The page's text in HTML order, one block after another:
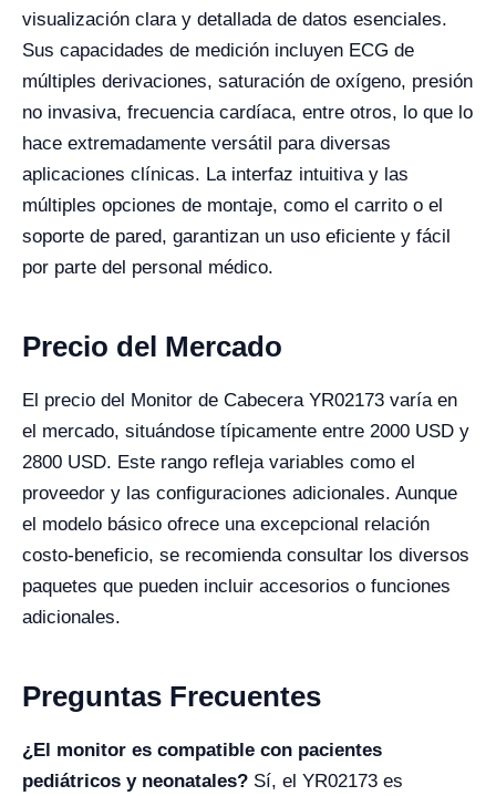
visualización clara y detallada de datos esenciales.
Sus capacidades de medición incluyen ECG de
múltiples derivaciones, saturación de oxígeno, presión
no invasiva, frecuencia cardíaca, entre otros, lo que lo
hace extremadamente versátil para diversas
aplicaciones clínicas. La interfaz intuitiva y las
múltiples opciones de montaje, como el carrito o el
soporte de pared, garantizan un uso eficiente y fácil
por parte del personal médico.
Precio del Mercado
El precio del Monitor de Cabecera YR02173 varía en
el mercado, situándose típicamente entre 2000 USD y
2800 USD. Este rango refleja variables como el
proveedor y las configuraciones adicionales. Aunque
el modelo básico ofrece una excepcional relación
costo-beneficio, se recomienda consultar los diversos
paquetes que pueden incluir accesorios o funciones
adicionales.
Preguntas Frecuentes
¿El monitor es compatible con pacientes
pediátricos y neonatales? Sí, el YR02173 es